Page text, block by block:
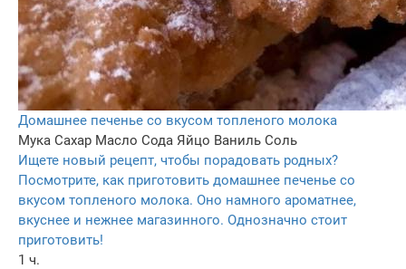
Домашнее печенье со вкусом топленого молока
Мука Сахар Масло Сода Яйцо Ваниль Соль
Ищете новый рецепт, чтобы порадовать родных?
Посмотрите, как приготовить домашнее печенье со
вкусом топленого молока. Оно намного ароматнее,
вкуснее и нежнее магазинного. Однозначно стоит
приготовить!
1 ч.